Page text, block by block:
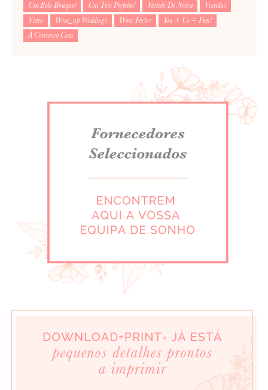
Um Belo Bouquet Um Trio Perfeito! Vestido De Noiva
Vestidus
Video
Wise_up Weddings Wow Factor
You + Us = Fun!
À Conversa Com